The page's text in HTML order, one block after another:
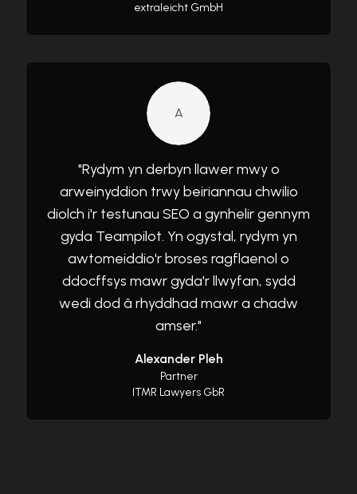
extraleicht GmbH
A
"Rydym yn derbyn llawer mwy o
arweinyddion trwy beiriannau chwilio
diolch i'r testunau SEO a gynhelir gennym
gyda Teampilot. Yn ogystal, rydym yn
awtomeiddio'r broses ragflaenol o
ddocffsys mawr gyda'r llwyfan, sydd
wedi dod â rhyddhad mawr a chadw
amser."
Alexander Pleh
Partner
ITMR Lawyers GbR